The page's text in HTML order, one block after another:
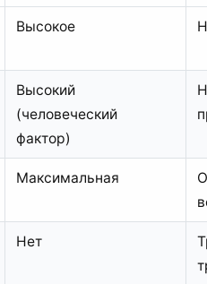
Высокое
Высокий
(человеческий
фактор)
Максимальная
Нет